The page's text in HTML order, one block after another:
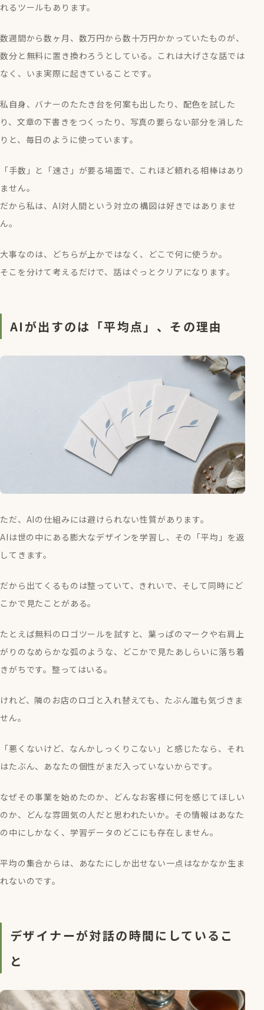
れるツールもあります。
数週間から数ヶ月、数万円から数十万円かかっていたものが、
数分と無料に置き換わろうとしている。これは大げさな話では
なく、いま実際に起きていることです。
私自身、バナーのたたき台を何案も出したり、配色を試した
り、文章の下書きをつくったり、写真の要らない部分を消した
りと、毎日のように使っています。
「手数」と「速さ」が要る場面で、これほど頼れる相棒はあり
ません。
だから私は、AI対人間という対立の構図は好きではありませ
ん。
大事なのは、どちらが上かではなく、どこで何に使うか。
そこを分けて考えるだけで、話はぐっとクリアになります。
AIが出すのは「平均点」、その理由
ただ、AIの仕組みには避けられない性質があります。
AIは世の中にある膨大なデザインを学習し、その「平均」を返
してきます。
だから出てくるものは整っていて、きれいで、そして同時にど
こかで見たことがある。
たとえば無料のロゴツールを試すと、葉っぱのマークや右肩上
がりのなめらかな弧のような、どこかで見たあしらいに落ち着
きがちです。整ってはいる。
けれど、隣のお店のロゴと入れ替えても、たぶん誰も気づきま
せん。
「悪くないけど、なんかしっくりこない」と感じたなら、それ
はたぶん、あなたの個性がまだ入っていないからです。
なぜその事業を始めたのか、どんなお客様に何を感じてほしい
のか、どんな雰囲気の人だと思われたいか。その情報はあなた
の中にしかなく、学習データのどこにも存在しません。
平均の集合からは、あなたにしか出せない一点はなかなか生ま
れないのです。
デザイナーが対話の時間にしているこ
と